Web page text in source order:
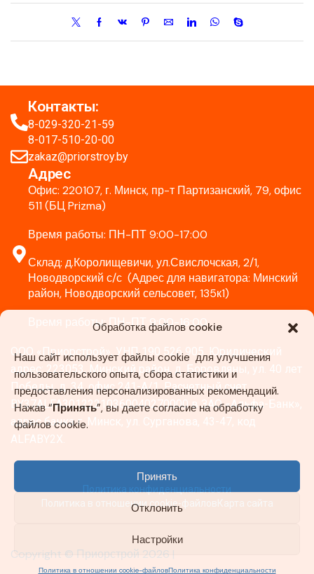
Обработка файлов cookie
Наш сайт использует файлы cookie для улучшения
пользовательского опыта, сбора статистики и
предоставления персонализированных рекомендаций.
Нажав “Принять”, вы даете согласие на обработку
файлов cookie.
Принять
Отклонить
Настройки
Политика в отношении cookie-файловПолитика конфиденциальности
Контакты:
8-029-320-21-59
8-017-510-20-00
zakaz@priorstroy.by
Адрес
Офис: 220107, г. Минск, пр-т Партизанский, 79, офис
511 (БЦ Prizma)
Время работы: ПН-ПТ 9:00-17:00
Склад: д.Королищевичи, ул.Свислочская, 2/1,
Новодворский с/с (Адрес для навигатора: Минский
район, Новодворский сельсовет, 135к1)
Время работы: ПН-ПТ 9:00-16:00
ООО «Приорстрой», УНП 190 526 905. Юридический
адрес: 223053, Минский район, д. Боровляны, ул. 40 лет
Победы, д. 34, офис 241-А/1. Расчетный счет
BY37ALFA30122210360040270000 в ЗАО «Альфа-Банк»,
адрес банка г. Минск, ул. Сурганова, 43-47, код
ALFABY2X.
Политика конфиденциальности
Политика в отношении cookie-файловКарта сайта
Copyright © Приорстрой 2026 |